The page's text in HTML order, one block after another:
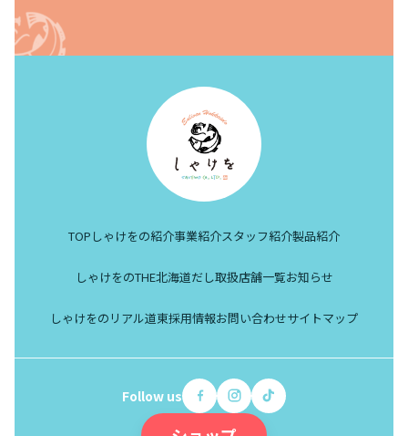
TOP しゃけをの紹介事業紹介スタッフ紹介製品紹介
しゃけをのTHE北海道だし取扱店舗一覧お知らせ
しゃけをのリアル道東採用情報お問い合わせサイトマップ
Follow us